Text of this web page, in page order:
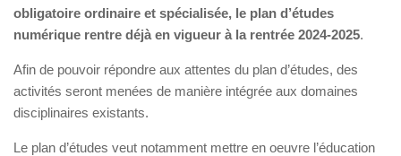
obligatoire ordinaire et spécialisée, le plan d’études
numérique rentre déjà en vigueur à la rentrée 2024-2025.
Afin de pouvoir répondre aux attentes du plan d’études, des
activités seront menées de manière intégrée aux domaines
disciplinaires existants.
Le plan d’études veut notamment mettre en oeuvre l’éducation